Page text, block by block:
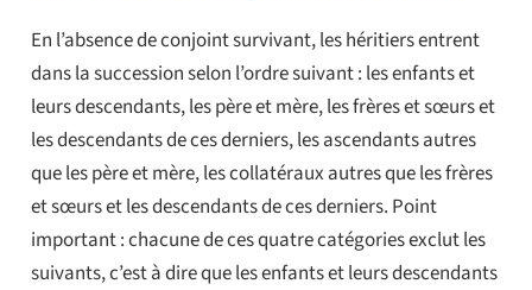
En l’absence de conjoint survivant, les héritiers entrent
dans la succession selon l’ordre suivant : les enfants et
leurs descendants, les père et mère, les frères et sœurs et
les descendants de ces derniers, les ascendants autres
que les père et mère, les collatéraux autres que les frères
et sœurs et les descendants de ces derniers. Point
important : chacune de ces quatre catégories exclut les
suivants, c’est à dire que les enfants et leurs descendants